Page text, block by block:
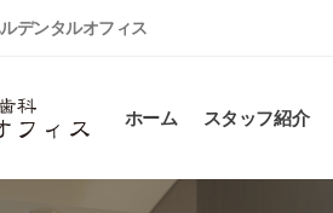
デンタルオフィス
ホーム スタッフ紹介